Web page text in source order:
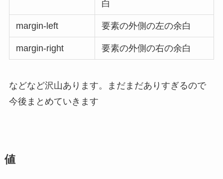
白
margin-left 要素の外側の左の余白
margin-right 要素の外側の右の余白
などなど沢山あります。まだまだありすぎるので
今後まとめていきます
値